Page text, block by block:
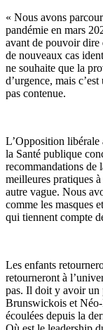
« Nous avons
pandémie en mars
avant de pouvoir dire
de nouveaux cas
ne souhaite que la
d’urgence, mais
pas contenue.
L’Opposition libérale
la Santé publique
recommandations de
meilleures pratiques
autre vague. Nous
comme les masques
qui tiennent compte
Les enfants
retourneront à
pas. Il doit y avoir un
Brunswickois et Néo-
écoulées depuis la